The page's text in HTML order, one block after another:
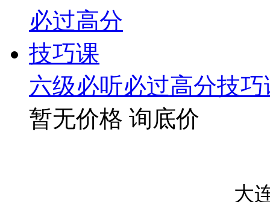
六级必听必过高分技巧
暂无价格 询底价
大